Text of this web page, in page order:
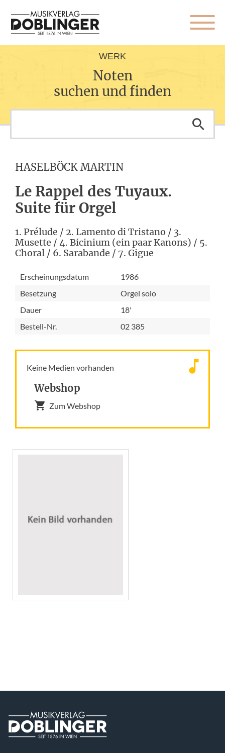
WERK
Noten
suchen und finden
HASELBÖCK MARTIN
Le Rappel des Tuyaux.
Suite für Orgel
1. Prélude / 2. Lamento di Tristano / 3.
Musette / 4. Bicinium (ein paar Kanons) / 5.
Choral / 6. Sarabande / 7. Gigue
Erscheinungsdatum
1986
Besetzung
Orgel solo
Dauer
18'
Bestell-Nr.
02 385
Keine Medien vorhanden
Webshop
Zum Webshop